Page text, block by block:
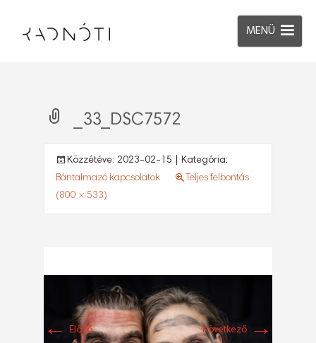
MENÜ
_33_DSC7572
Közzétéve: 2023-02-15 | Kategória:
Bántalmazó kapcsolatok
Teljes felbontás
(800 × 533)
← Előző Következő →